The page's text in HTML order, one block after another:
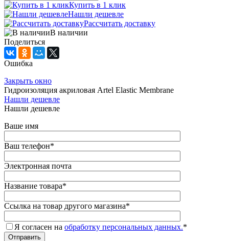
Купить в 1 клик
Нашли дешевле
Рассчитать доставку
В наличии
Поделиться
Ошибка
Закрыть окно
Гидроизоляция акриловая Artel Elastic Membrane
Нашли дешевле
Нашли дешевле
Ваше имя
Ваш телефон*
Электронная почта
Название товара*
Ссылка на товар другого магазина*
Я согласен на обработку персональных данных.*